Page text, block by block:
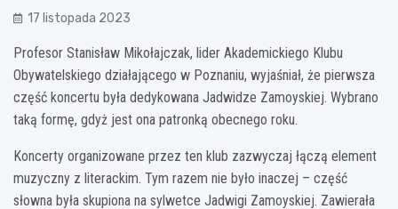
17 listopada 2023
Profesor Stanisław Mikołajczak, lider Akademickiego Klubu
Obywatelskiego działającego w Poznaniu, wyjaśniał, że pierwsza
część koncertu była dedykowana Jadwidze Zamoyskiej. Wybrano
taką formę, gdyż jest ona patronką obecnego roku.
Koncerty organizowane przez ten klub zazwyczaj łączą element
muzyczny z literackim. Tym razem nie było inaczej – część
słowna była skupiona na sylwetce Jadwigi Zamoyskiej. Zawierała